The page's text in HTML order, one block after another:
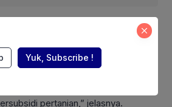
pertanian di Merauke
pertanian,” jelasnya.
Yuk, Subscribe !